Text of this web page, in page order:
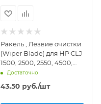
Ракель , Лезвие очистки
(Wiper Blade) для HP CLJ
1500, 2500, 2550, 4500,
Canon LBP-2410 (DV Inc.)
- DV-WB-HP1500
Достаточно
43.50 руб./шт